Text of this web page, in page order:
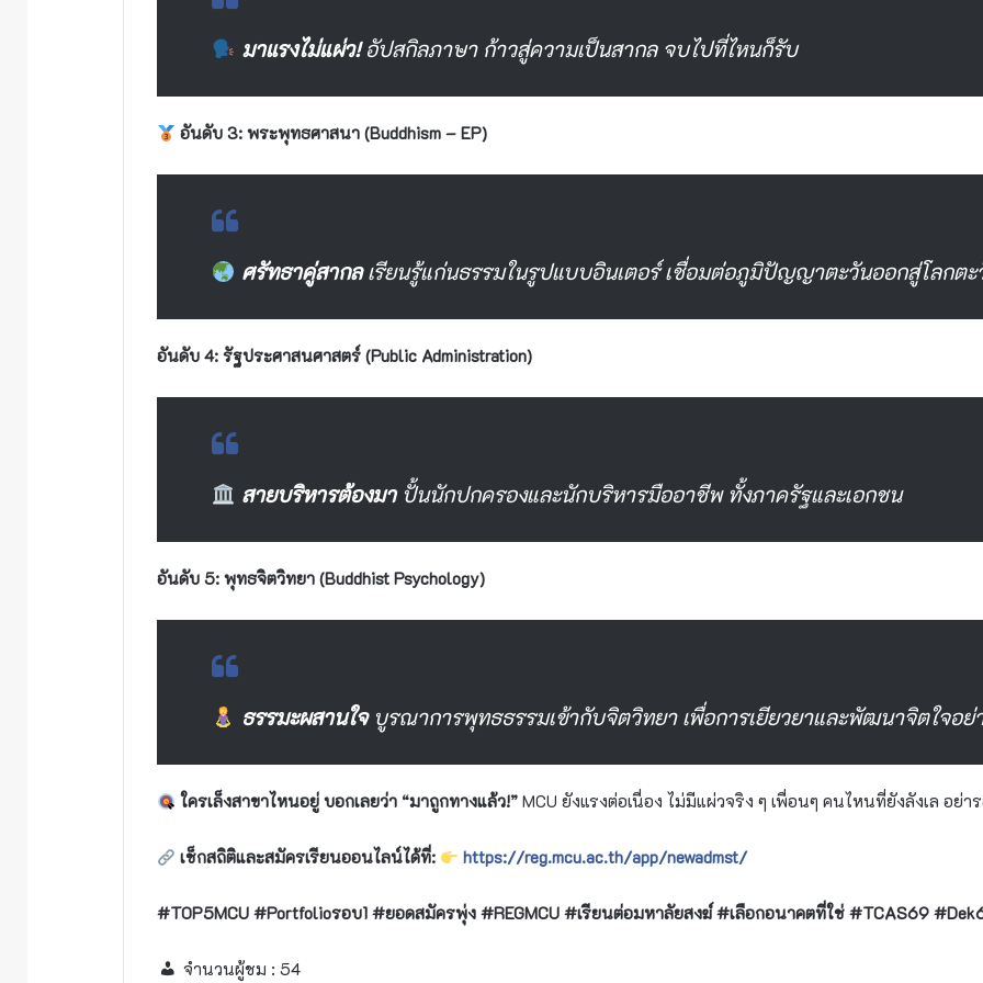
มาแรงไม่แผ่ว!อัปสกิลภาษา ก้าวสู่ความเป็นสากล จบไปที่ไหนก็รับ
อันดับ 3: พระพุทธศาสนา (Buddhism – EP)
ศรัทธาคู่สากลเรียนรู้แก่นธรรมในรูปแบบอินเตอร์ เชื่อมต่อภูมิปัญญาตะวันออกสู่โลกตะ
อันดับ 4: รัฐประศาสนศาสตร์ (Public Administration)
สายบริหารต้องมาปั้นนักปกครองและนักบริหารมืออาชีพ ทั้งภาครัฐและเอกชน
อันดับ 5: พุทธจิตวิทยา (Buddhist Psychology)
ธรรมะผสานใจบูรณาการพุทธธรรมเข้ากับจิตวิทยา เพื่อการเยียวยาและพัฒนาจิตใจอย่
ใครเล็งสาขาไหนอยู่ บอกเลยว่า “มาถูกทางแล้ว!” MCU ยังแรงต่อเนื่อง ไม่มีแผ่วจริง ๆ เพื่อนๆ คนไหนที่ยังลังเล อย่
เช็กสถิติและสมัครเรียนออนไลน์ได้ที่: https://reg.mcu.ac.th/app/newadmst/
#TOP5MCU #Portfolioรอบ1 #ยอดสมัครพุ่ง #REGMCU #เรียนต่อมหาลัยสงฆ์ #เลือกอนาคตที่ใช่ #TCAS69
จำนวนผู้ชม : 54